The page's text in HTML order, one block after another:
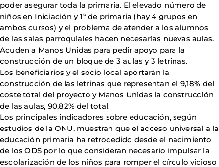
poder asegurar toda la primaria. El elevado número de
niños en Iniciación y 1º de primaria (hay 4 grupos en
ambos cursos) y el problema de atender a los alumnos
de las salas parroquiales hacen necesarias nuevas aulas.
Acuden a Manos Unidas para pedir apoyo para la
construcción de un bloque de 3 aulas y 3 letrinas.
Los beneficiarios y el socio local aportarán la
construcción de las letrinas que representan el 9,18% del
coste total del proyecto y Manos Unidas la construcción
de las aulas, 90,82% del total.
Los principales indicadores sobre educación, según
estudios de la ONU, muestran que el acceso universal a la
educación primaria ha retrocedido desde el nacimiento
de los ODS por lo que consideran necesario impulsar la
escolarización de los niños para romper el círculo vicioso